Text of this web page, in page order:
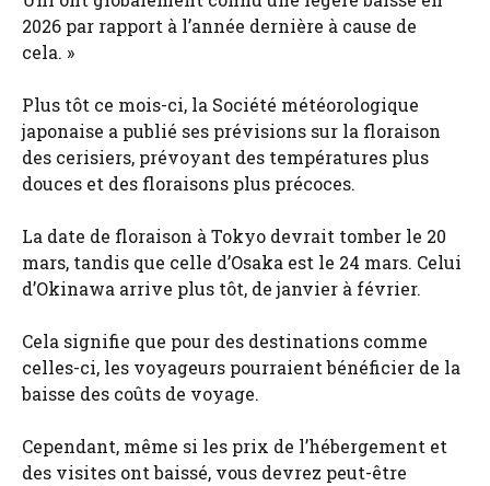
2026 par rapport à l’année dernière à cause de
cela. »
Plus tôt ce mois-ci, la Société météorologique
japonaise a publié ses prévisions sur la floraison
des cerisiers, prévoyant des températures plus
douces et des floraisons plus précoces.
La date de floraison à Tokyo devrait tomber le 20
mars, tandis que celle d’Osaka est le 24 mars. Celui
d’Okinawa arrive plus tôt, de janvier à février.
Cela signifie que pour des destinations comme
celles-ci, les voyageurs pourraient bénéficier de la
baisse des coûts de voyage.
Cependant, même si les prix de l’hébergement et
des visites ont baissé, vous devrez peut-être